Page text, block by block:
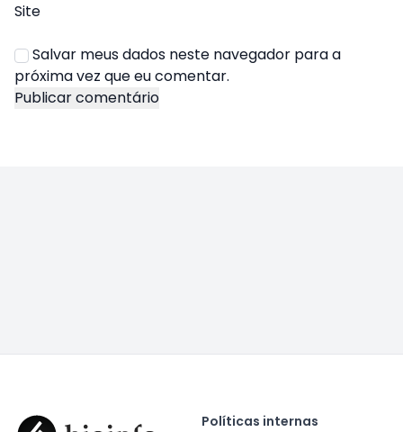
Site
Salvar meus dados neste navegador para a
próxima vez que eu comentar.
Políticas internas